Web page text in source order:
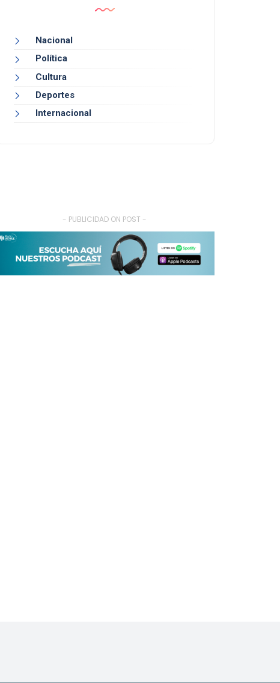
Nacional
Política
Cultura
Deportes
Internacional
- PUBLICIDAD ON POST -